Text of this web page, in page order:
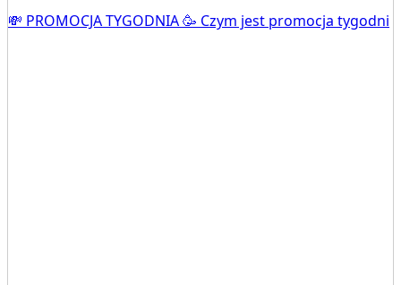
💸 PROMOCJA TYGODNIA 🥳 Czym jest promocja tygodni